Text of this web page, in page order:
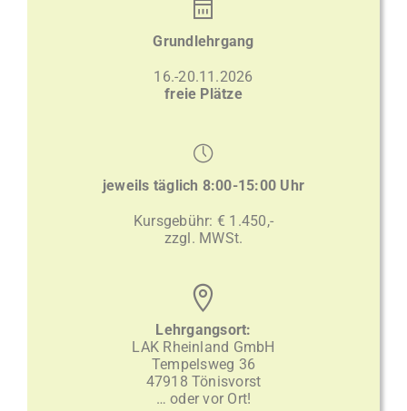
Grundlehrgang
16.-20.11.2026
freie Plätze
jeweils täglich 8:00-15:00 Uhr
Kursgebühr: € 1.450,-
zzgl. MWSt.
Lehrgangsort:
LAK Rheinland GmbH
Tempelsweg 36
47918 Tönisvorst
… oder vor Ort!